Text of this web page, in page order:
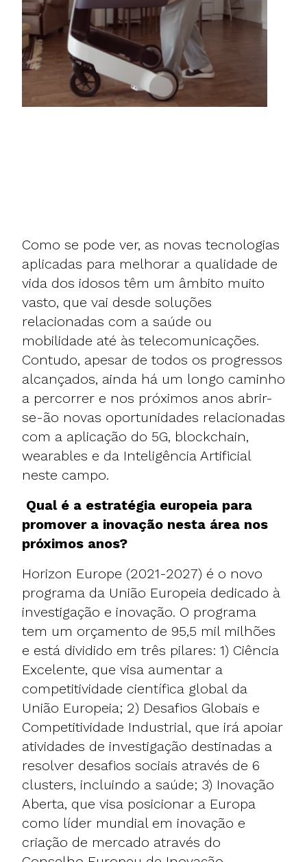
Como se pode ver, as novas tecnologias
aplicadas para melhorar a qualidade de
vida dos idosos têm um âmbito muito
vasto, que vai desde soluções
relacionadas com a saúde ou
mobilidade até às telecomunicações.
Contudo, apesar de todos os progressos
alcançados, ainda há um longo caminho
a percorrer e nos próximos anos abrir-
se-ão novas oportunidades relacionadas
com a aplicação do 5G, blockchain,
wearables e da Inteligência Artificial
neste campo.
Qual é a estratégia europeia para
promover a inovação nesta área nos
próximos anos?
Horizon Europe (2021-2027) é o novo
programa da União Europeia dedicado à
investigação e inovação. O programa
tem um orçamento de 95,5 mil milhões
e está dividido em três pilares: 1) Ciência
Excelente, que visa aumentar a
competitividade científica global da
União Europeia; 2) Desafios Globais e
Competitividade Industrial, que irá apoiar
atividades de investigação destinadas a
resolver desafios sociais através de 6
clusters, incluindo a saúde; 3) Inovação
Aberta, que visa posicionar a Europa
como líder mundial em inovação e
criação de mercado através do